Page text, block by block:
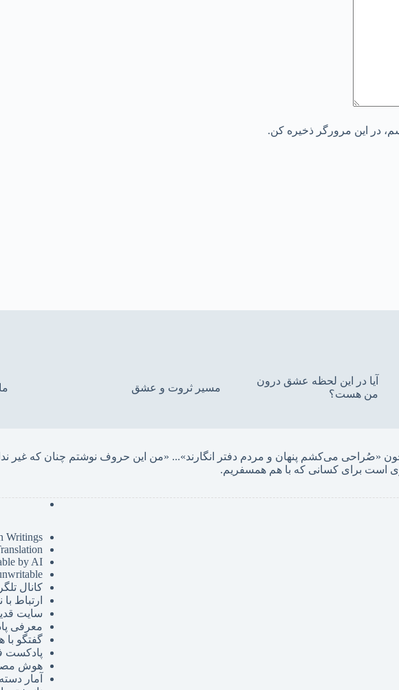
در این مرورگر ذخیره کن.
آیا در این لحظه عشق درون
من هست؟
مسیر ثروت و عشق
دفتر انگارند»... «
است برای کسانی که با هم همسفریم.
Writings
by AI
کانال
ارتباط
سایت
معرفی
گفتگو
پادکست
هوش
آمار